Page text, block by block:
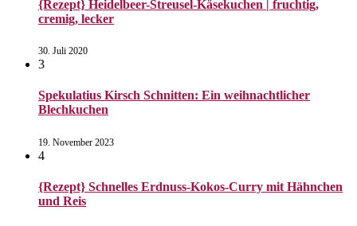
{Rezept} Heidelbeer-Streusel-Käsekuchen | fruchtig,
cremig, lecker
30. Juli 2020
3
Spekulatius Kirsch Schnitten: Ein weihnachtlicher
Blechkuchen
19. November 2023
4
{Rezept} Schnelles Erdnuss-Kokos-Curry mit Hähnchen
und Reis